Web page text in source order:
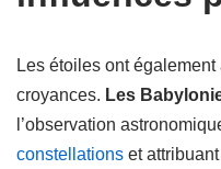
Les étoiles ont
croyances. Les
l’observation
constellations et